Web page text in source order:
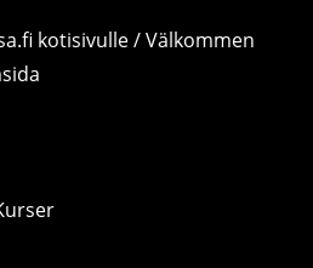
kotisivulle / Välkommen